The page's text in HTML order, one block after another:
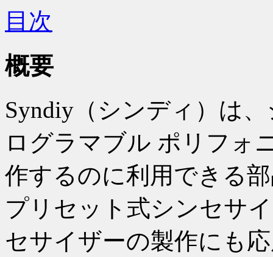
目次
概要
Syndiy（シンディ）は
ログラマブル ポリフォ
作するのに利用できる
プリセット式シンセサ
セサイザーの製作にも